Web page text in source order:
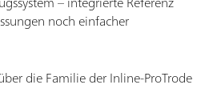
noch einfacher
die Familie der Inline-ProTrode